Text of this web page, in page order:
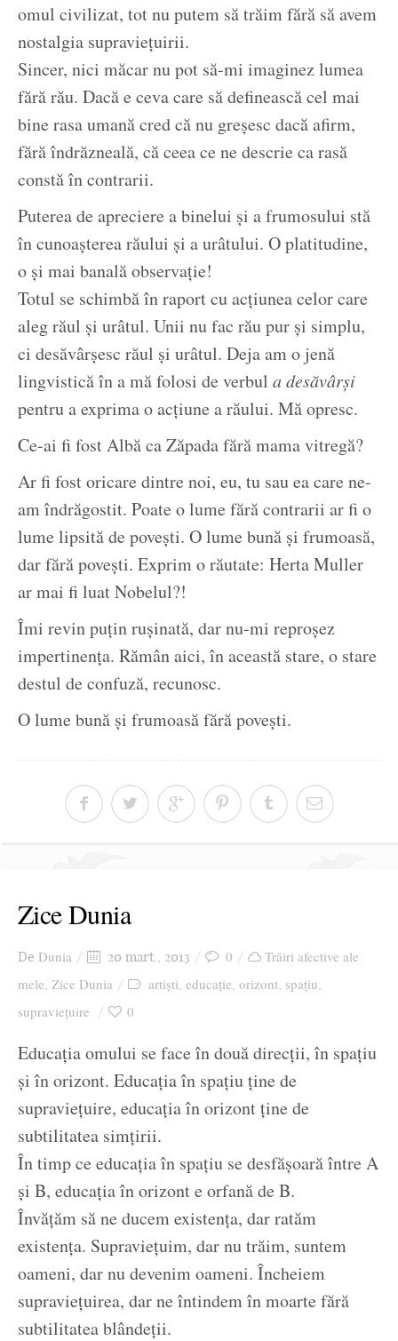
omul civilizat, tot nu putem să trăim fără să avem
nostalgia supraviețuirii.
Sincer, nici măcar nu pot să-mi imaginez lumea
fără rău. Dacă e ceva care să definească cel mai
bine rasa umană cred că nu greșesc dacă afirm,
fără îndrăzneală, că ceea ce ne descrie ca rasă
constă în contrarii.
Puterea de apreciere a binelui și a frumosului stă
în cunoașterea răului și a urâtului. O platitudine,
o și mai banală observație!
Totul se schimbă în raport cu acțiunea celor care
aleg răul și urâtul. Unii nu fac rău pur și simplu,
ci desăvârșesc răul și urâtul. Deja am o jenă
lingvistică în a mă folosi de verbul a desăvârși
pentru a exprima o acțiune a răului. Mă opresc.
Ce-ai fi fost Albă ca Zăpada fără mama vitregă?
Ar fi fost oricare dintre noi, eu, tu sau ea care ne-
am îndrăgostit. Poate o lume fără contrarii ar fi o
lume lipsită de povești. O lume bună și frumoasă,
dar fără povești. Exprim o răutate: Herta Muller
ar mai fi luat Nobelul?!
Îmi revin puțin rușinată, dar nu-mi reproșez
impertinența. Rămân aici, în această stare, o stare
destul de confuză, recunosc.
O lume bună și frumoasă fără povești.
Zice Dunia
De Dunia 20 mart., 2013 0
Trăiri afective ale
mele Zice Dunia artiști educație orizont spațiu
supraviețuire 0
Educația omului se face în două direcții, în spațiu
și în orizont. Educația în spațiu ține de
supraviețuire, educația în orizont ține de
subtilitatea simțirii.
În timp ce educația în spațiu se desfășoară între A
și B, educația în orizont e orfană de B.
Învățăm să ne ducem existența, dar ratăm
existența. Supraviețuim, dar nu trăim, suntem
oameni, dar nu devenim oameni. Încheiem
supraviețuirea, dar ne întindem în moarte fără
subtilitatea blândeții.